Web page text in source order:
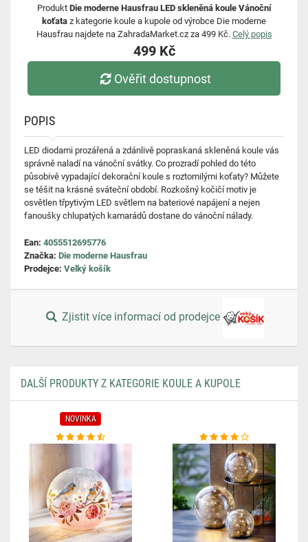
Produkt Die moderne Hausfrau LED skleněná koule Vánoční
koťata z kategorie koule a kupole od výrobce Die moderne
Hausfrau najdete na ZahradaMarket.cz za 499 Kč. Celý popis
499 Kč
Ověřit dostupnost
POPIS
LED diodami prozářená a zdánlivě popraskaná skleněná koule vás
správně naladí na vánoční svátky. Co prozradí pohled do této
působivě vypadající dekorační koule s roztomilými koťaty? Můžete
se těšit na krásné sváteční období. Rozkošný kočičí motiv je
osvětlen třpytivým LED světlem na bateriové napájení a nejen
fanoušky chlupatých kamarádů dostane do vánoční nálady.
Ean: 4055512695776
Značka: Die moderne Hausfrau
Prodejce: Velký košík
Zjistit více informací od prodejce
DALŠÍ PRODUKTY Z KATEGORIE KOULE A KUPOLE
NOVINKA